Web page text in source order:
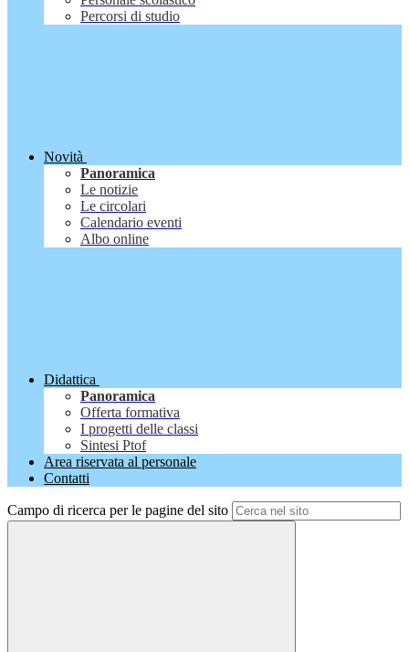
Percorsi di studio
Novità
Panoramica
Le notizie
Le circolari
Calendario eventi
Albo online
Didattica
Panoramica
Offerta formativa
I progetti delle classi
Sintesi Ptof
Area riservata al personale
Contatti
Campo di ricerca per le pagine del sito